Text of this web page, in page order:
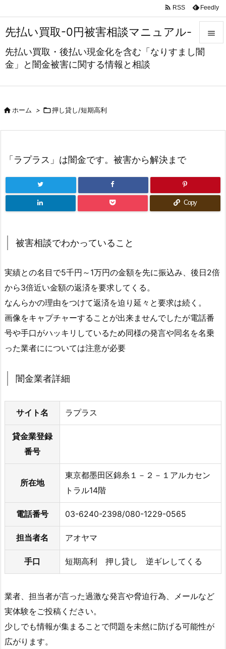
先払い買取-0円被害相談マニュアル-
先払い買取・後払い現金化を含む「なりすまし闇
金」と闇金被害に関する情報と相談

 RSS Feedly
 ホーム > 押し貸し/短期高利
「ラプラス」は闇金です。被害から解決まで
Copy
被害相談でわかっていること
実績との名目で5千円～1万円の金額を先に振込み、後日2倍
から3倍近い金額の返済を要求してくる。
なんらかの理由をつけて返済を迫り延々と要求は続く。
画像をキャプチャーすることが出来ませんでしたが電話番
号や手口がハッキリしているため同様の発言や同名を名乗
った業者にについては注意が必要
闇金業者詳細
サイト名 ラプラス
貸金業登録
番号
所在地
東京都墨田区錦糸１－２－１アルカセン
トラル14階
電話番号 03-6240-2398/080-1229-0565
担当者名 アオヤマ
手口 短期高利 押し貸し 逆ギレしてくる
業者、担当者が言った過激な発言や脅迫行為、メールなど
実体験をご投稿ください。
少しでも情報が集まることで問題を未然に防げる可能性が
広がります。